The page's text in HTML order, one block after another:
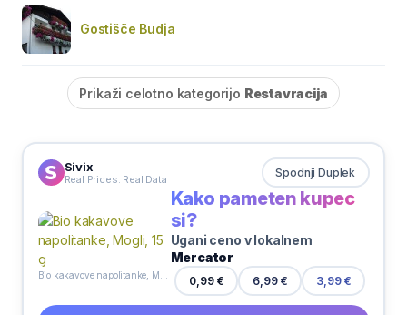
Gostišče Budja
Prikaži celotno kategorijo Restavracija
Sivix
Real Prices. Real Data Spodnji Duplek
Kako pameten kupec
si?
Ugani ceno v lokalnem
Mercator
0,99 € 6,99 € 3,99 €